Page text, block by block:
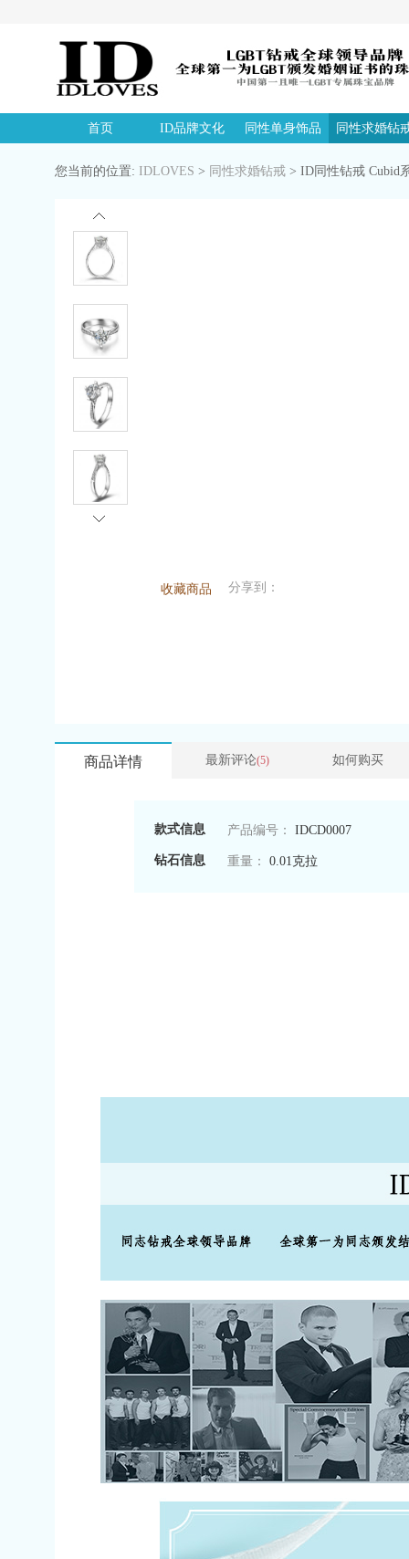
首页 ID品牌文化 同性单身饰品 同性求婚钻
您当前的位置: IDLOVES > 同性求婚钻戒 > ID同性钻戒 Cubid
收藏商品 分享到：
商品详情 最新评论(5) 如何购买
款式信息 产品编号： IDCD0007
钻石信息 重量： 0.01克拉